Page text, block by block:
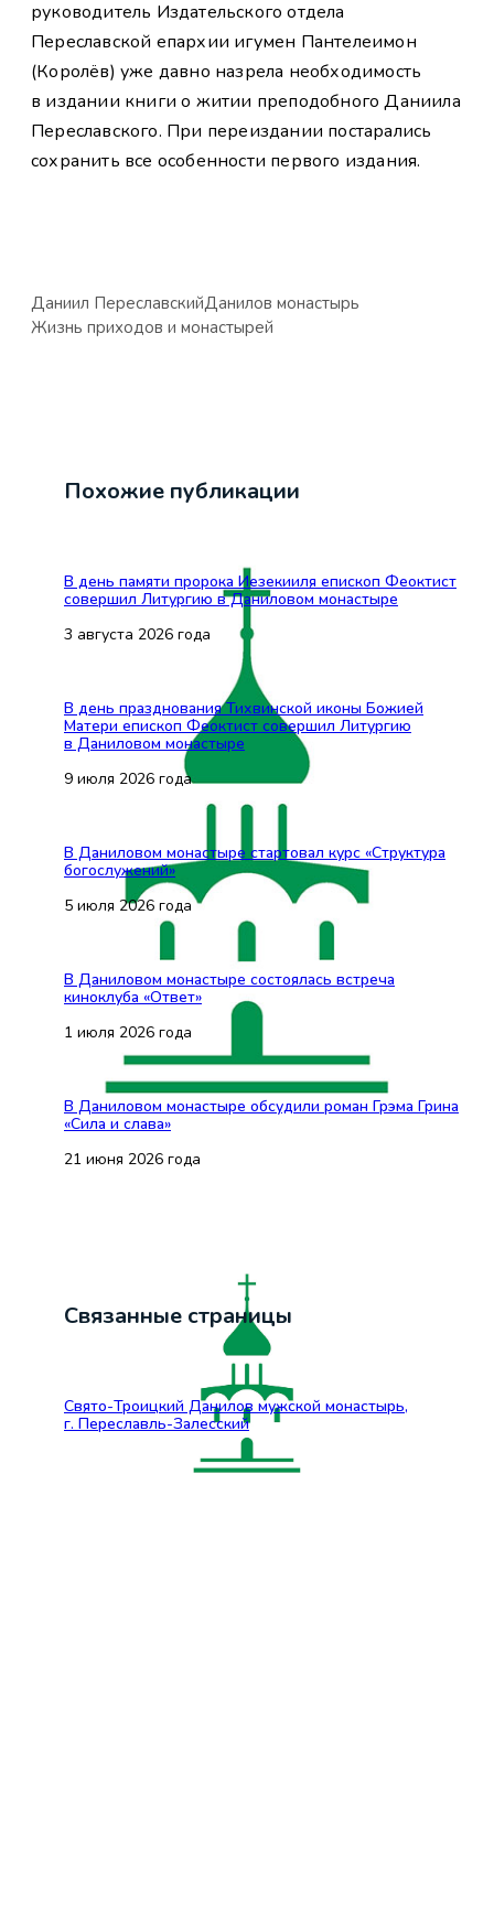
руководитель Издательского отдела
Переславской епархии игумен Пантелеимон
(Королёв) уже давно назрела необходимость
в издании книги о житии преподобного Даниила
Переславского. При переиздании постарались
сохранить все особенности первого издания.
Даниил ПереславскийДанилов монастырь
Жизнь приходов и монастырей
Похожие публикации
В день памяти пророка Иезекииля епископ Феоктист
совершил Литургию в Даниловом монастыре
3 августа 2026 года
В день празднования Тихвинской иконы Божией
Матери епископ Феоктист совершил Литургию
в Даниловом монастыре
9 июля 2026 года
В Даниловом монастыре стартовал курс «Структура
богослужений»
5 июля 2026 года
В Даниловом монастыре состоялась встреча
киноклуба «Ответ»
1 июля 2026 года
В Даниловом монастыре обсудили роман Грэма Грина
«Сила и слава»
21 июня 2026 года
Связанные страницы
Свято-Троицкий Данилов мужской монастырь,
г. Переславль-Залесский